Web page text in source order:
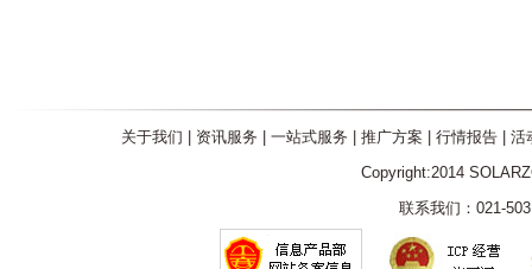
关于我们 资讯服务 一站式服务 推广方案 行情报告| 活
Copyright:2014
联系我们：021-